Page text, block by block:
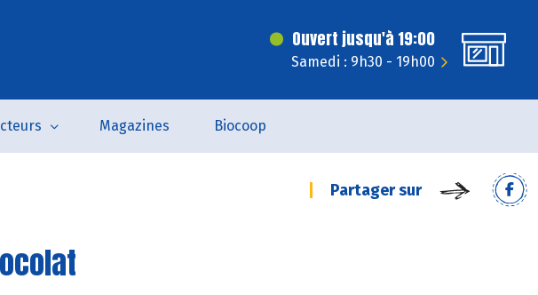
Ouvert jusqu'à 19:00
Samedi : 9h30 - 19h00
Magazines Biocoop
Partager sur